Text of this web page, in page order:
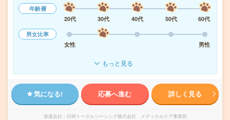
年齢層
20代
30代 40代 50代
60代
男女比率
女性
男性
もっと見る
気になる! 応募へ進む 詳しく見る
派遣会社 日研トータルソーシング株式会社 メディカルケア事業部